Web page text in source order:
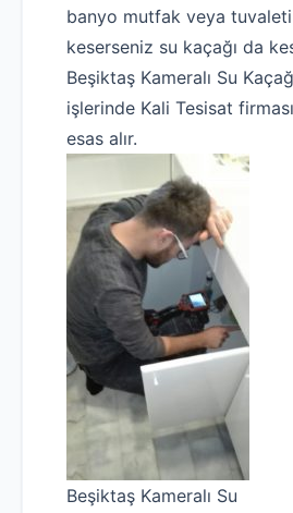
banyo mutfak veya tuvaleti
keserseniz su kaçağı da
Beşiktaş Kameralı Su
işlerinde Kali Tesisat
esas alır.
Beşiktaş Kameralı Su